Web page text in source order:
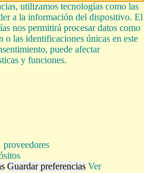
utilizamos tecnologías como las
a la información del dispositivo. El
nos permitirá procesar datos como
o las identificaciones únicas en este
puede afectar
y funciones.
Guardar preferencias Ver